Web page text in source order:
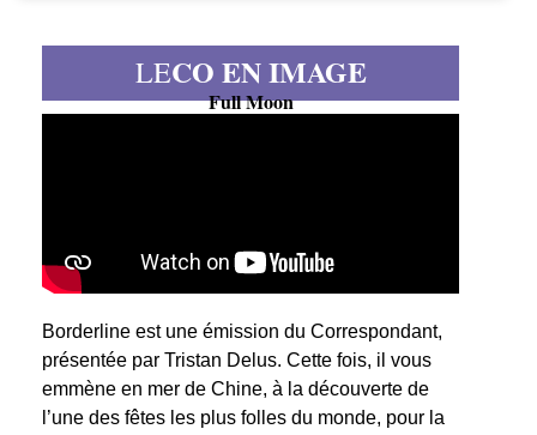
LECO EN IMAGE
Full Moon
Borderline est une émission du Correspondant,
présentée par Tristan Delus. Cette fois, il vous
emmène en mer de Chine, à la découverte de
l’une des fêtes les plus folles du monde, pour la